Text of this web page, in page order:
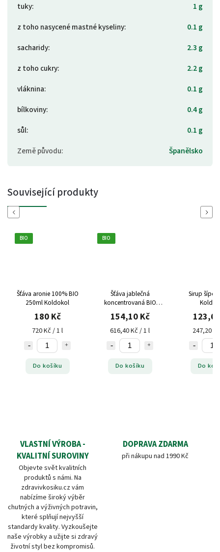
tuky:
1 g
z toho nasycené mastné kyseliny:
0.1 g
sacharidy:
2.3 g
z toho cukry:
2.2 g
vláknina:
0.1 g
bílkoviny:
0.4 g
sůl:
0.1 g
Země původu: Španělsko
Související produkty
Previous
BIO
Šťáva aronie 100% BIO
250ml Koldokol
180 Kč
720 Kč / 1 l
Do košíku
BIO
Šťáva jablečná
koncentrovaná BIO
250ml Koldokol
154,10 Kč
616,40 Kč / 1 l
Do košíku
Sirup
247,20
Do
Next
VLASTNÍ VÝROBA -
KVALITNÍ SUROVINY
Objevte svět kvalitních
produktů s námi. Na
zdravivkosiku.cz vám
nabízíme široký výběr
chutných a výživných potravin,
které splňují nejvyšší
standardy kvality. Vyzkoušejte
naše výrobky a užijte si zdravý
životní styl bez kompromisů.
DOPRAVA ZDARMA
při nákupu nad 1990 Kč